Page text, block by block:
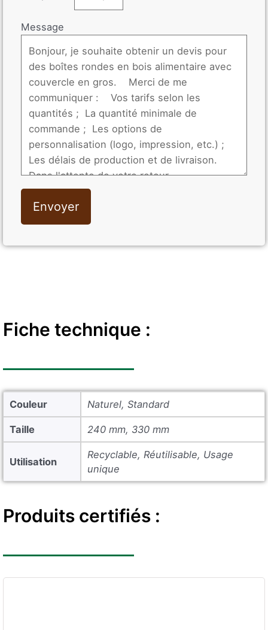
Message
Envoyer
Fiche technique :
Couleur Naturel, Standard
Taille 240 mm, 330 mm
Utilisation
Recyclable, Réutilisable, Usage
unique
Produits certifiés :